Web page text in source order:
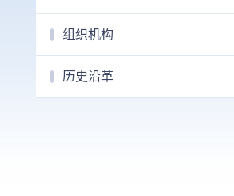
组织机构
历史沿革